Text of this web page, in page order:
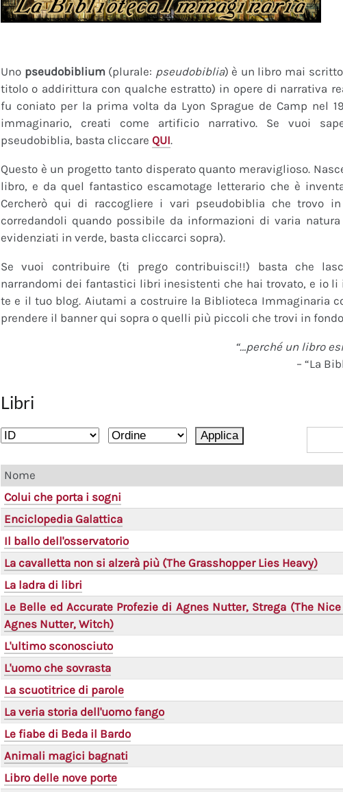
Uno pseudobiblium(plurale: pseudobiblia) è un libro mai
titolo o addirittura con qualche estratto) in opere di narrativa
fu coniato per la prima volta da Lyon Sprague de Camp nel
immaginario, creati come artificio narrativo. Se vuoi
pseudobiblia, basta cliccare QUI.
Questo è un progetto tanto disperato quanto meraviglioso.
libro, e da quel fantastico escamotage letterario che è
Cercherò qui di raccogliere i vari pseudobiblia che trovo
corredandoli quando possibile da informazioni di varia
evidenziati in verde, basta cliccarci sopra).
Se vuoi contribuire (ti prego contribuisci!!) basta che
narrandomi dei fantastici libri inesistenti che hai trovato, e io li
te e il tuo blog. Aiutami a costruire la Biblioteca Immaginaria
prendere il banner qui sopra o quelli più piccoli che trovi in
“…perché un libro
– “La
Libri
Nome
Colui che porta i sogni
Enciclopedia Galattica
Il ballo dell'osservatorio
La cavalletta non si alzerà più (The Grasshopper Lies Heavy)
La ladra di libri
Le Belle ed Accurate Profezie di Agnes Nutter, Strega (The
Agnes Nutter, Witch)
L'ultimo sconosciuto
L'uomo che sovrasta
La scuotitrice di parole
La veria storia dell'uomo fango
Le fiabe di Beda il Bardo
Animali magici bagnati
Libro delle nove porte